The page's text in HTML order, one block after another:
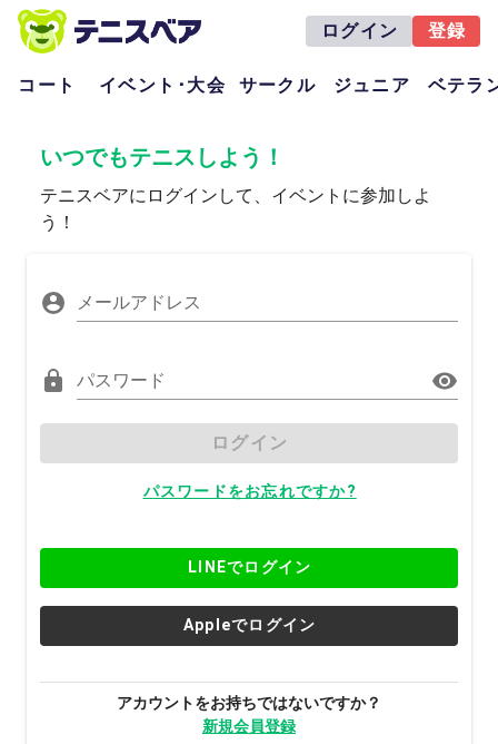
ログイン 登録
コート イベント･大会 サークル ジュニア ベテラ
いつでもテニスしよう！
テニスベアにログインして、イベントに参加しよ
う！
メールアドレス
パスワード
ログイン
パスワードをお忘れですか?
LINEでログイン
Appleでログイン
アカウントをお持ちではないですか？
新規会員登録